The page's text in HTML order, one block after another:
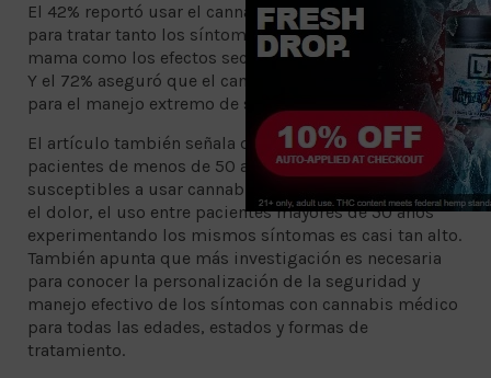
El 42% reportó usar el cannabis durante el tratamiento
para tratar tanto los síntomas asociados al cáncer de
mama como los efectos secundarios del tratamiento.
Y el 72% aseguró que el cannabis fue bastante efectivo
para el manejo extremo de síntomas.
El artículo también señala que mientras que los
pacientes de menos de 50 años son un poco más
susceptibles a usar cannabis medicinal para manejar
el dolor, el uso entre pacientes mayores de 50 años
experimentando los mismos síntomas es casi tan alto.
También apunta que más investigación es necesaria
para conocer la personalización de la seguridad y
manejo efectivo de los síntomas con cannabis médico
para todas las edades, estados y formas de
tratamiento.